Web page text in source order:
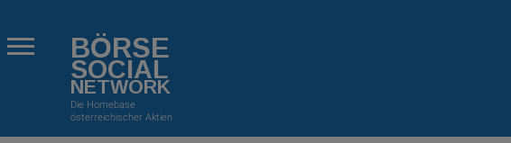
BÖRSE
SOCIAL
NETWORK
Die Homebase
österreichischer Aktien